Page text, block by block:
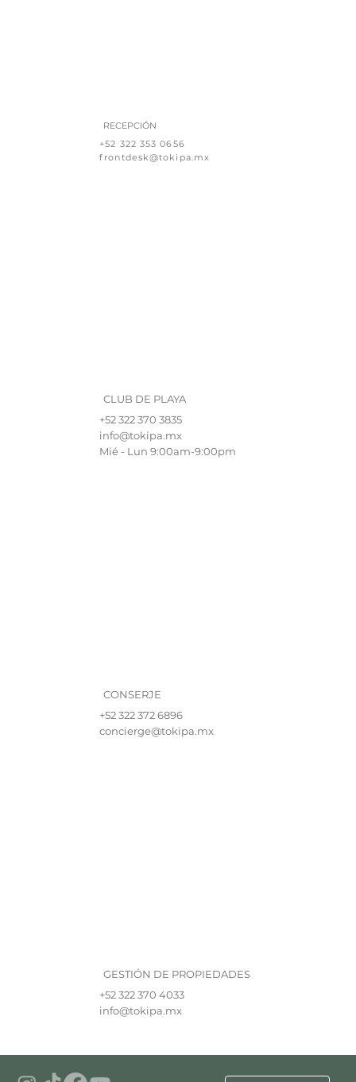
RECEPCIÓN
+52 322 353 0656
frontdesk@tokipa.mx
CLUB DE PLAYA
+52 322 370 3835
info@tokipa.mx
Mié - Lun 9:00am-9:00pm
CONSERJE
+52 322 372 6896
concierge@tokipa.mx
GESTIÓN DE PROPIEDADES
+52 322 370 4033
info@tokipa.mx